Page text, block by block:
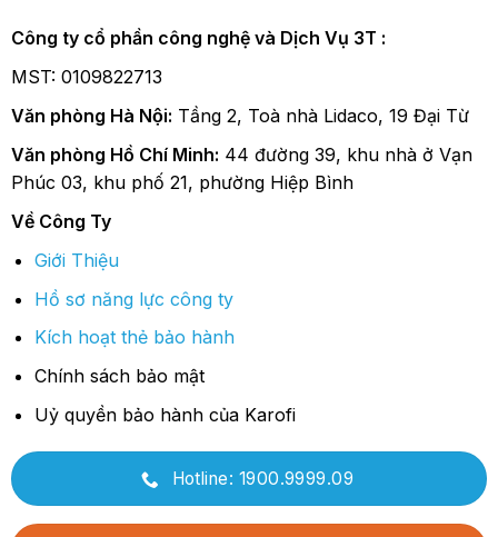
Công ty cổ phần công nghệ và Dịch Vụ 3T :
MST: 0109822713
Văn phòng Hà Nội: Tầng 2, Toà nhà Lidaco, 19 Đại Từ
Văn phòng Hồ Chí Minh: 44 đường 39, khu nhà ở Vạn
Phúc 03, khu phố 21, phường Hiệp Bình
Về Công Ty
Giới Thiệu
Hồ sơ năng lực công ty
Kích hoạt thẻ bảo hành
Chính sách bảo mật
Uỷ quyền bảo hành của Karofi
Hotline: 1900.9999.09